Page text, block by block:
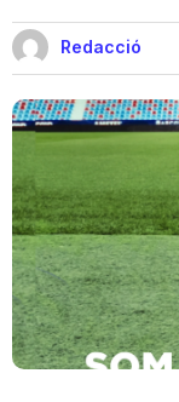
Redacció